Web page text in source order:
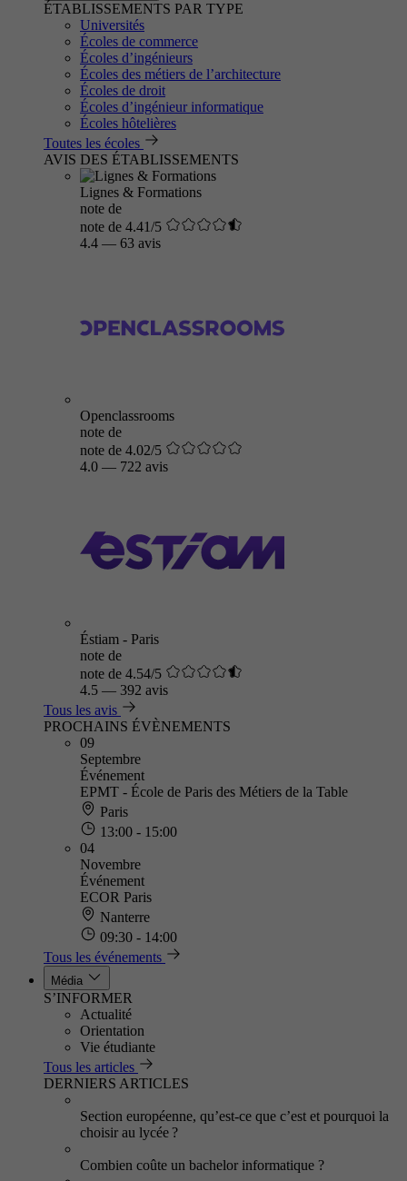
ÉTABLISSEMENTS PAR TYPE
Universités
Écoles de commerce
Écoles d’ingénieurs
Écoles des métiers de l’architecture
Écoles de droit
Écoles d’ingénieur informatique
Écoles hôtelières
Toutes les écoles
AVIS DES ÉTABLISSEMENTS
Lignes & Formations
note de
note de 4.41/5
4.4 — 63 avis
Openclassrooms
note de
note de 4.02/5
4.0 — 722 avis
Éstiam - Paris
note de
note de 4.54/5
4.5 — 392 avis
Tous les avis
PROCHAINS ÉVÈNEMENTS
09
Septembre
Événement
EPMT - École de Paris des Métiers de la Table
Paris
13:00 - 15:00
04
Novembre
Événement
ECOR Paris
Nanterre
09:30 - 14:00
Tous les événements
Média
S’INFORMER
Actualité
Orientation
Vie étudiante
Tous les articles
DERNIERS ARTICLES
Section européenne, qu’est-ce que c’est et pourquoi la
choisir au lycée ?
Combien coûte un bachelor informatique ?